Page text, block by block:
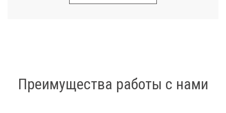
Преимущества работы с нами